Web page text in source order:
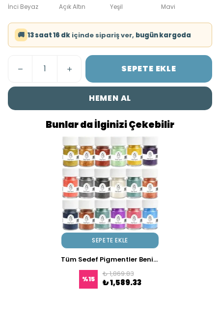
İnci Beyaz Açık Altın Yeşil Mavi
🚚 13 saat 16 dk içinde sipariş ver, bugün kargoda
SEPETE EKLE
HEMEN AL
Bunlar da İlginizi Çekebilir
SEPETE EKLE
Tüm Sedef Pigmentler Benim Olsun 17x10 gr
%15
₺ 1,869.83
₺ 1,589.33